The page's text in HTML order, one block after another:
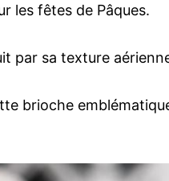
les fêtes de Pâques.
sa texture
brioche